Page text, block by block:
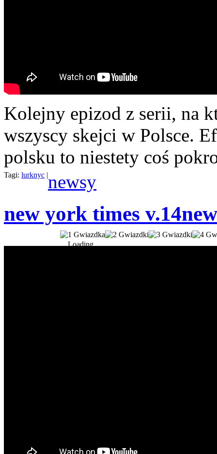
Kolejny epizod z serii, na
wszyscy skejci w Polsce.
polsku to niestety coś
Tagi: lurknyc |newsy
new york times v.14
Loading...